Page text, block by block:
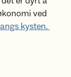
ved
kysten.